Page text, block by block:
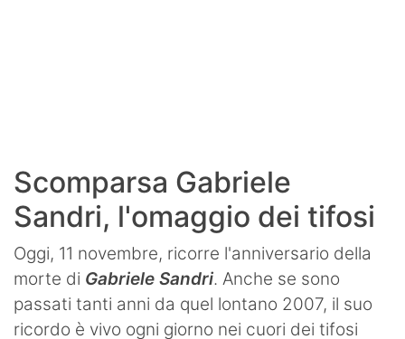
Scomparsa Gabriele
Sandri, l'omaggio dei tifosi
Oggi, 11 novembre, ricorre l'anniversario della
morte di Gabriele Sandri. Anche se sono
passati tanti anni da quel lontano 2007, il suo
ricordo è vivo ogni giorno nei cuori dei tifosi